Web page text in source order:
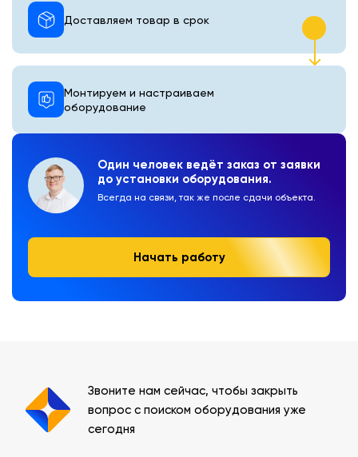
Один человек ведёт заказ от заявки
до установки оборудования.
Всегда на связи, так же после сдачи объекта.
Начать работу
Монтируем и настраиваем
оборудование
Доставляем товар в срок
Звоните нам сейчас, чтобы закрыть
вопрос с поиском оборудования уже
сегодня